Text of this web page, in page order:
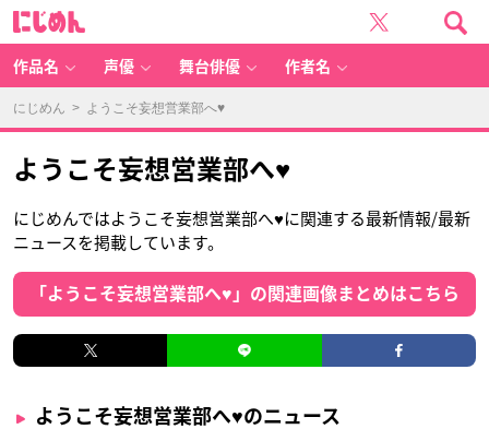
作品名 声優 舞台俳優 作者名
にじめん > ようこそ妄想営業部へ♥
ようこそ妄想営業部へ♥
にじめんではようこそ妄想営業部へ♥に関連する最新情報/最新
ニュースを掲載しています。
「ようこそ妄想営業部へ♥」の関連画像まとめはこちら
ようこそ妄想営業部へ♥のニュース